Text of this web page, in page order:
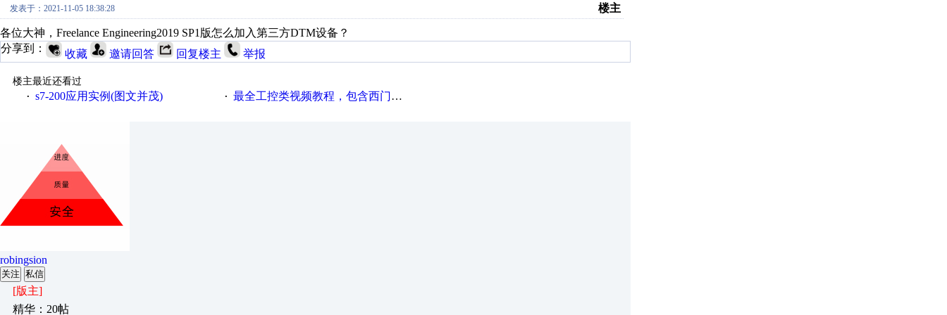
发表于：2021-11-05 18:38:28 楼主
各位大神，Freelance Engineering2019 SP1版怎么加入第三方DTM设备？
分享到：
收藏 邀请回答 回复楼主 举报
楼主最近还看过
· s7-200应用实例(图文并茂) · 最全工控类视频教程，包含西门子、三菱、欧姆龙等厂家
robingsion
关注 私信
[版主]
精华：20帖